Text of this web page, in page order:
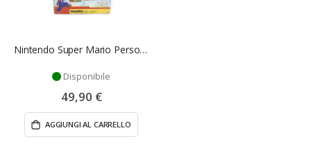
Nintendo Super Mario Personaggio - Jakks Pacific
Disponibile
49,90 €
AGGIUNGI AL CARRELLO